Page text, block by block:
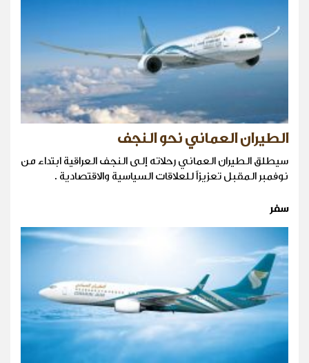
الطيران العماني نحو النجف
سيطلق الطيران العماني رحلاته إلى النجف العراقية ابتداء من
نوفمبر المقبل تعزيزاً للعلاقات السياسية والاقتصادية .
سفر